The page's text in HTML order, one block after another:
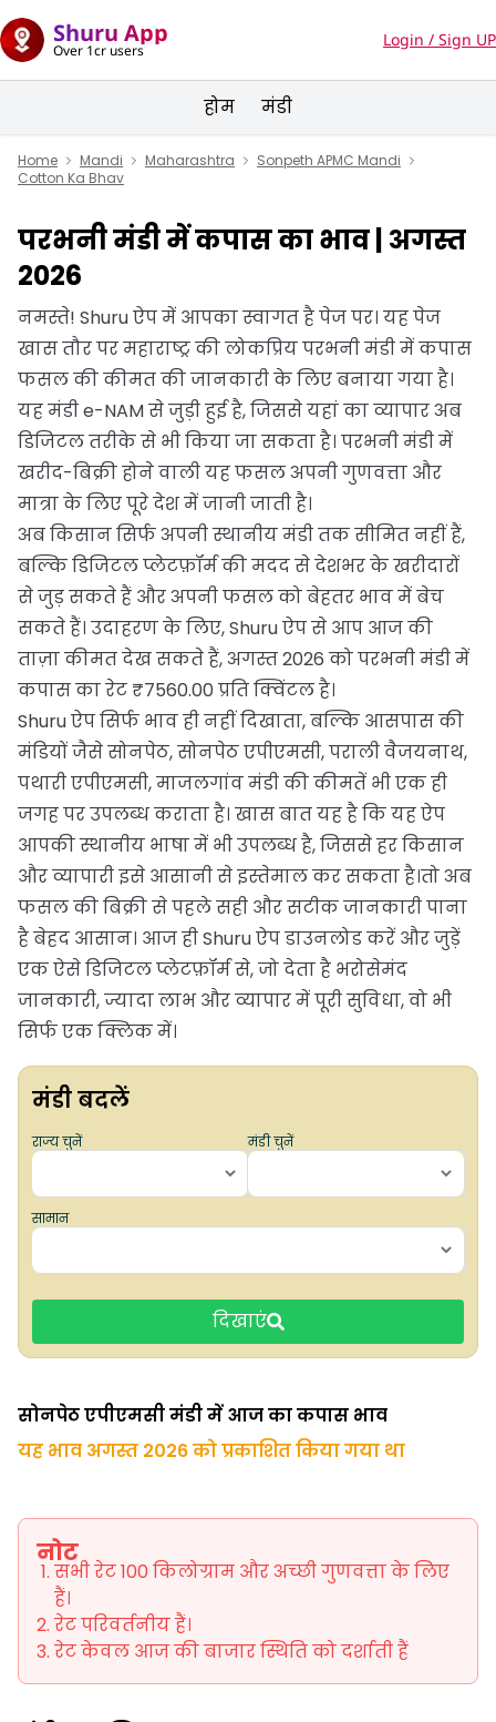
Shuru App
Over 1cr users
Login / Sign UP
होम मंडी
Home Mandi Maharashtra
Sonpeth APMC Mandi
Cotton Ka Bhav
परभनी मंडी में कपास का भाव | अगस्त
2026
नमस्ते! Shuru ऐप में आपका स्वागत है पेज पर। यह पेज
खास तौर पर महाराष्ट्र की लोकप्रिय परभनी मंडी में कपास
फसल की कीमत की जानकारी के लिए बनाया गया है।
यह मंडी e-NAM से जुड़ी हुई है, जिससे यहां का व्यापार अब
डिजिटल तरीके से भी किया जा सकता है। परभनी मंडी में
खरीद-बिक्री होने वाली यह फसल अपनी गुणवत्ता और
मात्रा के लिए पूरे देश में जानी जाती है।
अब किसान सिर्फ अपनी स्थानीय मंडी तक सीमित नहीं हैं,
बल्कि डिजिटल प्लेटफ़ॉर्म की मदद से देशभर के खरीदारों
से जुड़ सकते हैं और अपनी फसल को बेहतर भाव में बेच
सकते हैं। उदाहरण के लिए, Shuru ऐप से आप आज की
ताज़ा कीमत देख सकते हैं, अगस्त 2026 को परभनी मंडी में
कपास का रेट ₹7560.00 प्रति क्विंटल है।
Shuru ऐप सिर्फ भाव ही नहीं दिखाता, बल्कि आसपास की
मंडियों जैसे सोनपेठ, सोनपेठ एपीएमसी, पराली वैजयनाथ,
पथारी एपीएमसी, माजलगांव मंडी की कीमतें भी एक ही
जगह पर उपलब्ध कराता है। खास बात यह है कि यह ऐप
आपकी स्थानीय भाषा में भी उपलब्ध है, जिससे हर किसान
और व्यापारी इसे आसानी से इस्तेमाल कर सकता है।तो अब
फसल की बिक्री से पहले सही और सटीक जानकारी पाना
है बेहद आसान। आज ही Shuru ऐप डाउनलोड करें और जुड़ें
एक ऐसे डिजिटल प्लेटफ़ॉर्म से, जो देता है भरोसेमंद
जानकारी, ज्यादा लाभ और व्यापार में पूरी सुविधा, वो भी
सिर्फ एक क्लिक में।
मंडी बदलें
राज्य चुनें मंडी चुनें
सामान
दिखाएं
सोनपेठ एपीएमसी मंडी में आज का कपास भाव
यह भाव अगस्त 2026 को प्रकाशित किया गया था
नोट
सभी रेट 100 किलोग्राम और अच्छी गुणवत्ता के लिए
हैं।
रेट परिवर्तनीय हैं।
रेट केवल आज की बाजार स्थिति को दर्शाती हैं